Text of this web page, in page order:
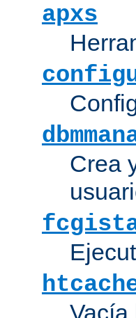
apxs
Crea
Vacía